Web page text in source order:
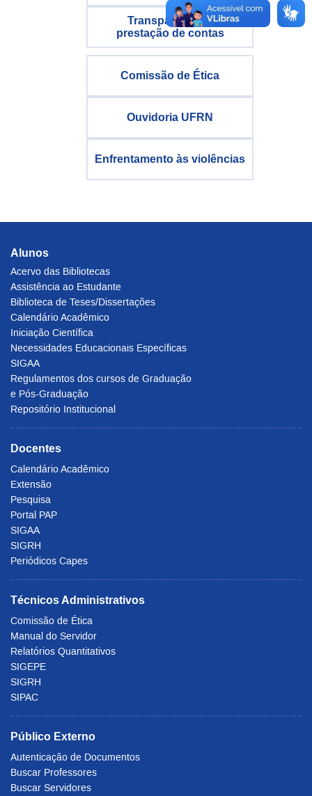
Transparência e
prestação de contas
Comissão de Ética
Ouvidoria UFRN
Enfrentamento às violências
Alunos
Acervo das Bibliotecas
Assistência ao Estudante
Biblioteca de Teses/Dissertações
Calendário Acadêmico
Iniciação Científica
Necessidades Educacionais Específicas
SIGAA
Regulamentos dos cursos de Graduação
e Pós-Graduação
Repositório Institucional
Docentes
Calendário Acadêmico
Extensão
Pesquisa
Portal PAP
SIGAA
SIGRH
Periódicos Capes
Técnicos Administrativos
Comissão de Ética
Manual do Servidor
Relatórios Quantitativos
SIGEPE
SIGRH
SIPAC
Público Externo
Autenticação de Documentos
Buscar Professores
Buscar Servidores